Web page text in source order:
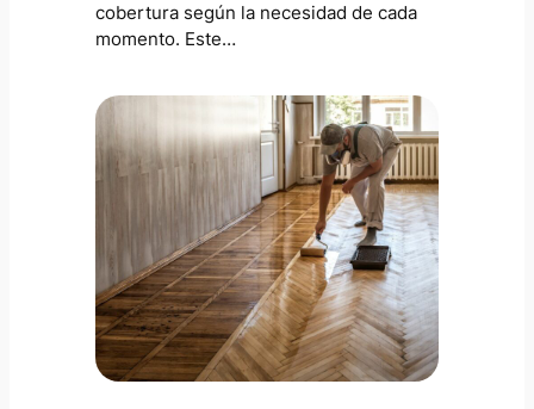
cobertura según la necesidad de cada
momento. Este…